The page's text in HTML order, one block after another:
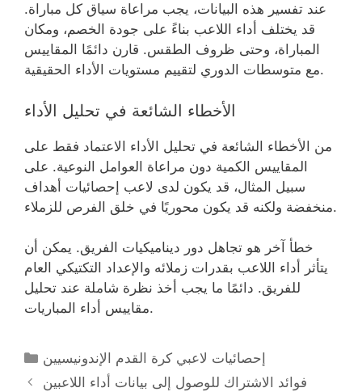
عند تفسير هذه البيانات، يجب مراعاة سياق كل مباراة.
قد يختلف أداء اللاعب بناءً على جودة الخصم، ومكان
المباراة، وحتى ظروف الطقس. قارن دائمًا المقاييس
مع متوسطات الدوري لتقييم مستويات الأداء الحقيقية.
الأخطاء الشائعة في تحليل الأداء
من الأخطاء الشائعة في تحليل الأداء الاعتماد فقط على
المقاييس الكمية دون مراعاة العوامل النوعية. على
سبيل المثال، قد يكون لدى لاعب إحصائيات أهداف
منخفضة ولكنه قد يكون محوريًا في خلق الفرص للزملاء.
خطأ آخر هو تجاهل دور ديناميكيات الفريق. يمكن أن
يتأثر أداء اللاعب بقدرات زملائه والإعداد التكتيكي العام
للفريق. دائمًا ما يجب أخذ نظرة شاملة عند تحليل
مقاييس أداء المباريات.
Categories
إحصائيات لاعبي كرة القدم الإندونيسيين
فوائد الاشتراك للوصول إلى بيانات أداء اللاعبين